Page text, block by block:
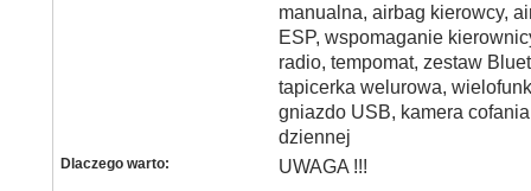
manualna, airbag kierowcy,
ESP, wspomaganie
radio, tempomat, zestaw
tapicerka welurowa,
gniazdo USB, kamera
dziennej
Dlaczego warto: UWAGA !!!